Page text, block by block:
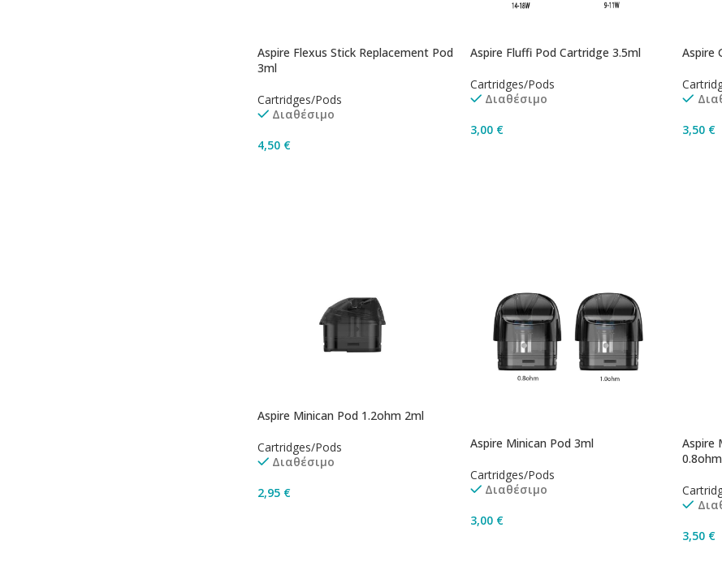
Aspire Flexus Stick Replacement Pod
3ml
Cartridges/Pods
Διαθέσιμο
4,50 €
Aspire Fluffi Pod Cartridge 3.5ml
Cartridges/Pods
Διαθέσιμο
3,00 €
Aspire
3,50 €
Aspire Minican Pod 1.2ohm 2ml
Cartridges/Pods
Διαθέσιμο
2,95 €
Aspire Minican Pod 3ml
Cartridges/Pods
Διαθέσιμο
3,00 €
Aspire
3,50 €